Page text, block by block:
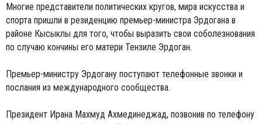
Многие представители политических кругов, мира искусства и
спорта пришли в резиденцию премьер-министра Эрдогана в
районе Кысыклы для того, чтобы выразить свои соболезнования
по случаю кончины его матери Тензиле Эрдоган.
Премьер-министру Эрдогану поступают телефонные звонки и
послания из международного сообщества.
Президент Ирана Махмуд Ахмединеджад, позвонив по телефону